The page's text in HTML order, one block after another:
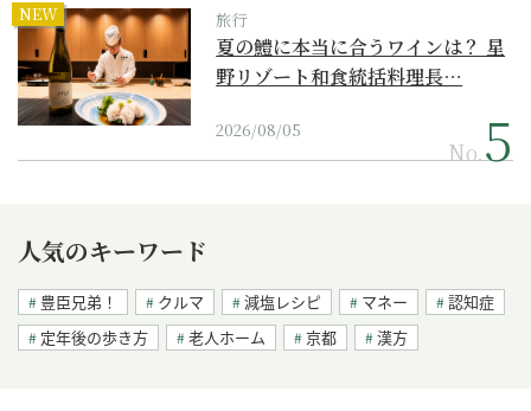
NEW 旅行
夏の鱧に本当に合うワインは？ 星
野リゾート和食統括料理長…
2026/08/05
No.
人気のキーワード
豊臣兄弟！ クルマ 減塩レシピ マネー
認知症
定年後の歩き方
老人ホーム 京都 漢方